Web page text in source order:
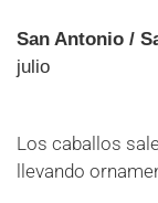
San Antonio /
julio
Los caballos
llevando